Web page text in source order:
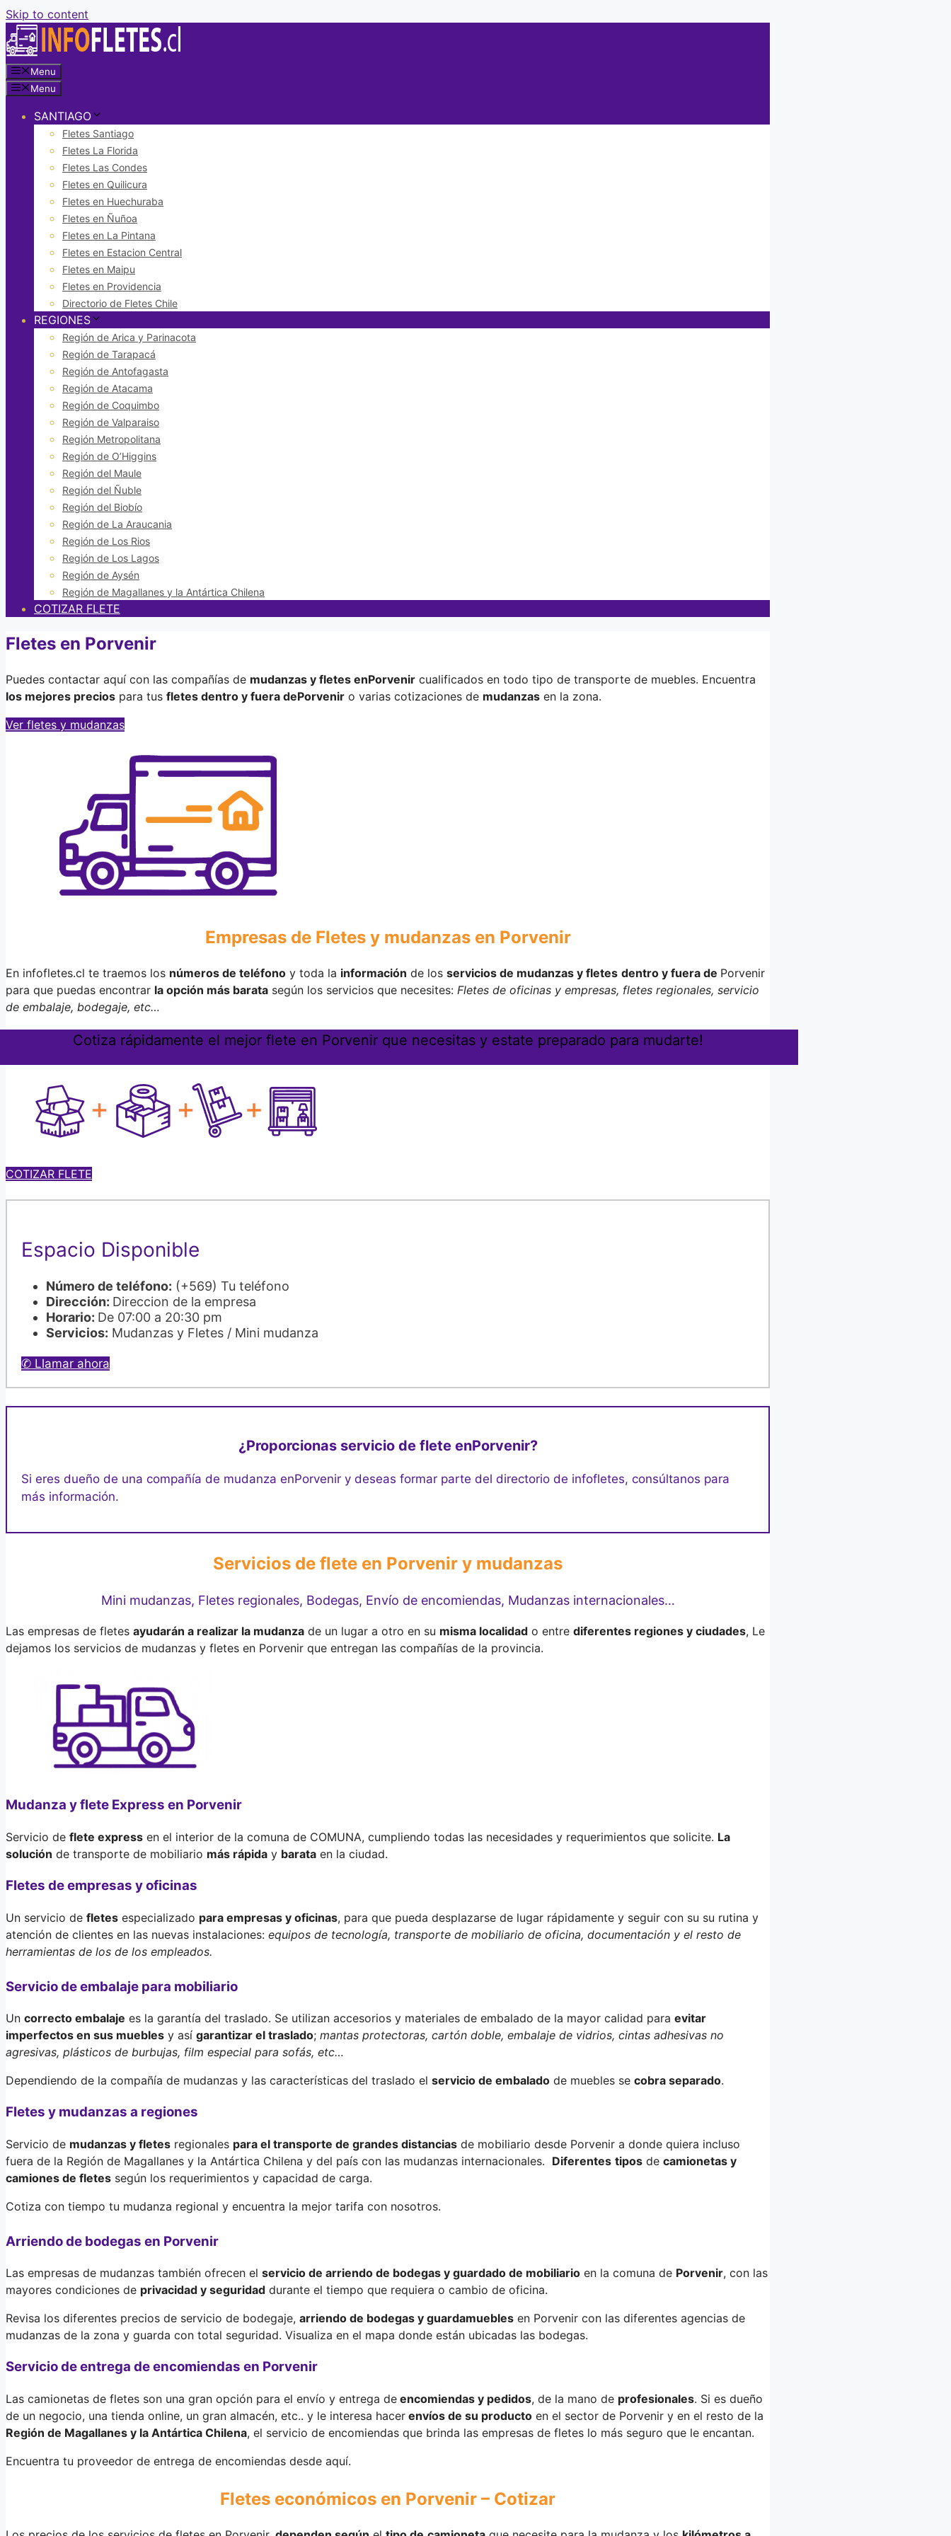
Skip to content
Menu
Menu
SANTIAGO
Fletes Santiago
Fletes La Florida
Fletes Las Condes
Fletes en Quilicura
Fletes en Huechuraba
Fletes en Ñuñoa
Fletes en La Pintana
Fletes en Estacion Central
Fletes en Maipu
Fletes en Providencia
Directorio de Fletes Chile
REGIONES
Región de Arica y Parinacota
Región de Tarapacá
Región de Antofagasta
Región de Atacama
Región de Coquimbo
Región de Valparaiso
Región Metropolitana
Región de O’Higgins
Región del Maule
Región del Ñuble
Región del Biobío
Región de La Araucania
Región de Los Rios
Región de Los Lagos
Región de Aysén
Región de Magallanes y la Antártica Chilena
COTIZAR FLETE
Fletes en Porvenir
Puedes contactar aquí con las compañías de mudanzas y fletes enPorvenir cualificados en todo tipo de transporte de muebles. Encuentra
los mejores precios para tus fletes dentro y fuera dePorvenir o varias cotizaciones de mudanzas en la zona.
Ver fletes y mudanzas
Empresas de Fletes y mudanzas en Porvenir
En infofletes.cl te traemos los números de teléfono y toda la información de los servicios de mudanzas y fletes dentro y fuera de Porvenir
para que puedas encontrar la opción más barata según los servicios que necesites: Fletes de oficinas y empresas, fletes regionales, servicio
de embalaje, bodegaje, etc…
Cotiza rápidamente el mejor flete en Porvenir que necesitas y estate preparado para mudarte!
COTIZAR FLETE
Espacio Disponible
Número de teléfono: (+569) Tu teléfono
Dirección: Direccion de la empresa
Horario: De 07:00 a 20:30 pm
Servicios: Mudanzas y Fletes / Mini mudanza
✆ Llamar ahora
¿Proporcionas servicio de flete enPorvenir?
Si eres dueño de una compañía de mudanza enPorvenir y deseas formar parte del directorio de infofletes, consúltanos para
más información.
Servicios de flete en Porvenir y mudanzas
Mini mudanzas, Fletes regionales, Bodegas, Envío de encomiendas, Mudanzas internacionales…
Las empresas de fletes ayudarán a realizar la mudanza de un lugar a otro en su misma localidad o entre diferentes regiones y ciudades, Le
dejamos los servicios de mudanzas y fletes en Porvenir que entregan las compañías de la provincia.
Mudanza y flete Express en Porvenir
Servicio de flete express en el interior de la comuna de COMUNA, cumpliendo todas las necesidades y requerimientos que solicite. La
solución de transporte de mobiliario más rápida y barata en la ciudad.
Fletes de empresas y oficinas
Un servicio de fletes especializado para empresas y oficinas, para que pueda desplazarse de lugar rápidamente y seguir con su su rutina y
atención de clientes en las nuevas instalaciones: equipos de tecnología, transporte de mobiliario de oficina, documentación y el resto de
herramientas de los de los empleados.
Servicio de embalaje para mobiliario
Un correcto embalaje es la garantía del traslado. Se utilizan accesorios y materiales de embalado de la mayor calidad para evitar
imperfectos en sus muebles y así garantizar el traslado; mantas protectoras, cartón doble, embalaje de vidrios, cintas adhesivas no
agresivas, plásticos de burbujas, film especial para sofás, etc…
Dependiendo de la compañía de mudanzas y las características del traslado el servicio de embalado de muebles se cobra separado.
Fletes y mudanzas a regiones
Servicio de mudanzas y fletes regionales para el transporte de grandes distancias de mobiliario desde Porvenir a donde quiera incluso
fuera de la Región de Magallanes y la Antártica Chilena y del país con las mudanzas internacionales. Diferentes tipos de camionetas y
camiones de fletes según los requerimientos y capacidad de carga.
Cotiza con tiempo tu mudanza regional y encuentra la mejor tarifa con nosotros.
Arriendo de bodegas en Porvenir
Las empresas de mudanzas también ofrecen el servicio de arriendo de bodegas y guardado de mobiliario en la comuna de Porvenir, con las
mayores condiciones de privacidad y seguridad durante el tiempo que requiera o cambio de oficina.
Revisa los diferentes precios de servicio de bodegaje, arriendo de bodegas y guardamuebles en Porvenir con las diferentes agencias de
mudanzas de la zona y guarda con total seguridad. Visualiza en el mapa donde están ubicadas las bodegas.
Servicio de entrega de encomiendas en Porvenir
Las camionetas de fletes son una gran opción para el envío y entrega de encomiendas y pedidos, de la mano de profesionales. Si es dueño
de un negocio, una tienda online, un gran almacén, etc.. y le interesa hacer envíos de su producto en el sector de Porvenir y en el resto de la
Región de Magallanes y la Antártica Chilena, el servicio de encomiendas que brinda las empresas de fletes lo más seguro que le encantan.
Encuentra tu proveedor de entrega de encomiendas desde aquí.
Fletes económicos en Porvenir – Cotizar